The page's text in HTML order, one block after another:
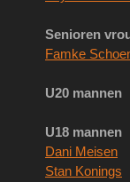
Senioren
Famke
U20 mannen
U18 mannen
Dani Meisen
Stan Konings